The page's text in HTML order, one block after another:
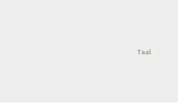
Taal